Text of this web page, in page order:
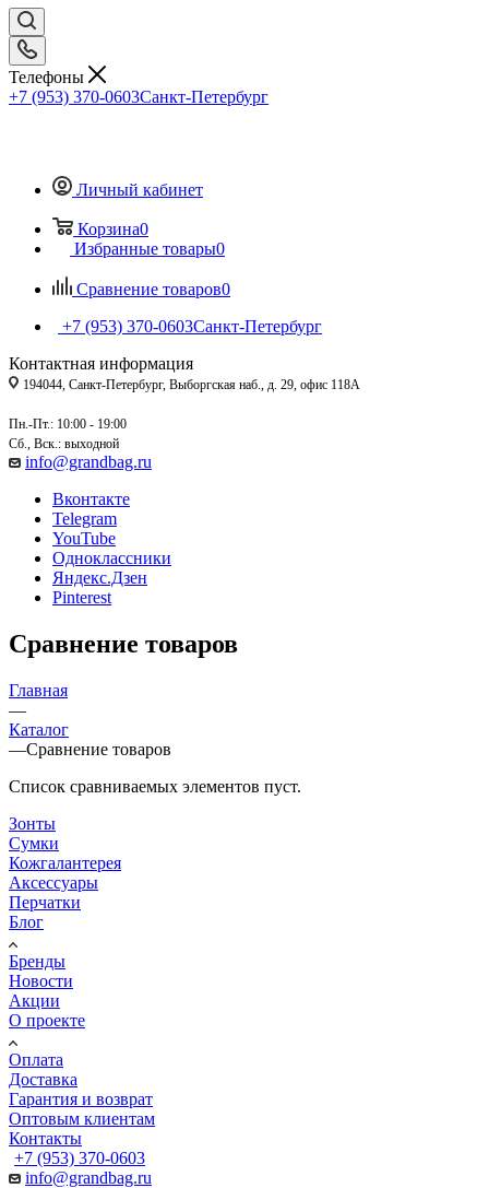
Телефоны
+7 (953) 370-0603Санкт-Петербург
Личный кабинет
Корзина0
Избранные товары0
Сравнение товаров0
+7 (953) 370-0603Санкт-Петербург
Контактная информация
194044, Санкт-Петербург, Выборгская наб., д. 29, офис 118А
Пн.-Пт.: 10:00 - 19:00
Сб., Вск.: выходной
info@grandbag.ru
Вконтакте
Telegram
YouTube
Одноклассники
Яндекс.Дзен
Pinterest
Сравнение товаров
Главная
—
Каталог
—Сравнение товаров
Список сравниваемых элементов пуст.
Зонты
Сумки
Кожгалантерея
Аксессуары
Перчатки
Блог
Бренды
Новости
Акции
О проекте
Оплата
Доставка
Гарантия и возврат
Оптовым клиентам
Контакты
+7 (953) 370-0603
info@grandbag.ru